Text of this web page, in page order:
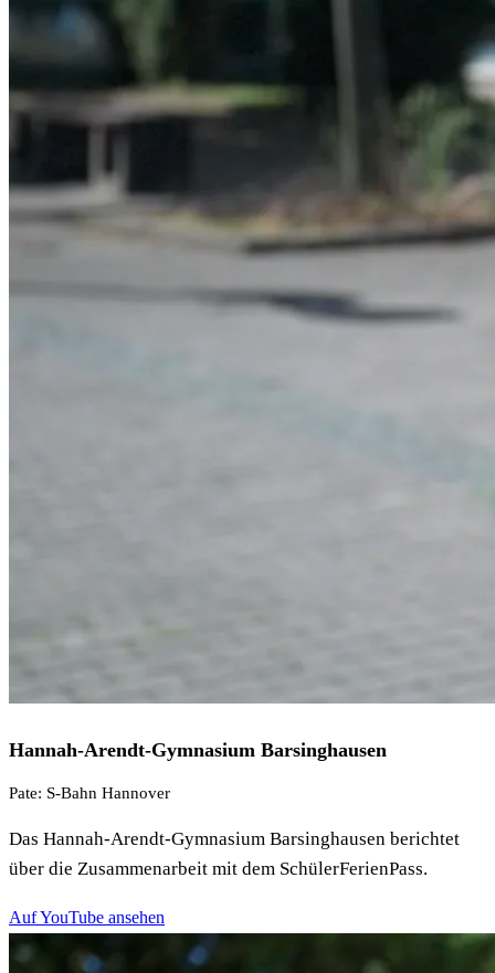
Hannah-Arendt-Gymnasium Barsinghausen
Pate: S-Bahn Hannover
Das Hannah-Arendt-Gymnasium Barsinghausen berichtet
über die Zusammenarbeit mit dem SchülerFerienPass.
Auf YouTube ansehen